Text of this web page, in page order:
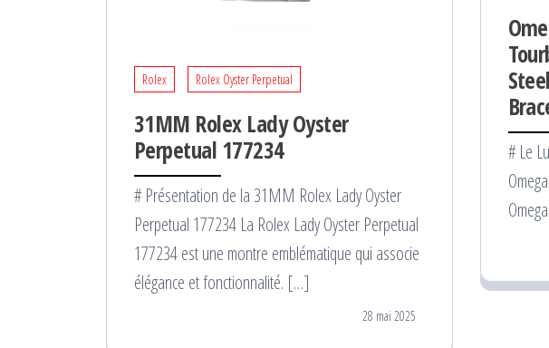
Rolex Rolex Oyster Perpetual
31MM Rolex Lady Oyster
Perpetual 177234
# Présentation de la 31MM Rolex Lady Oyster
Perpetual 177234 La Rolex Lady Oyster Perpetual
177234 est une montre emblématique qui associe
élégance et fonctionnalité. […]
28 mai 2025
# Le